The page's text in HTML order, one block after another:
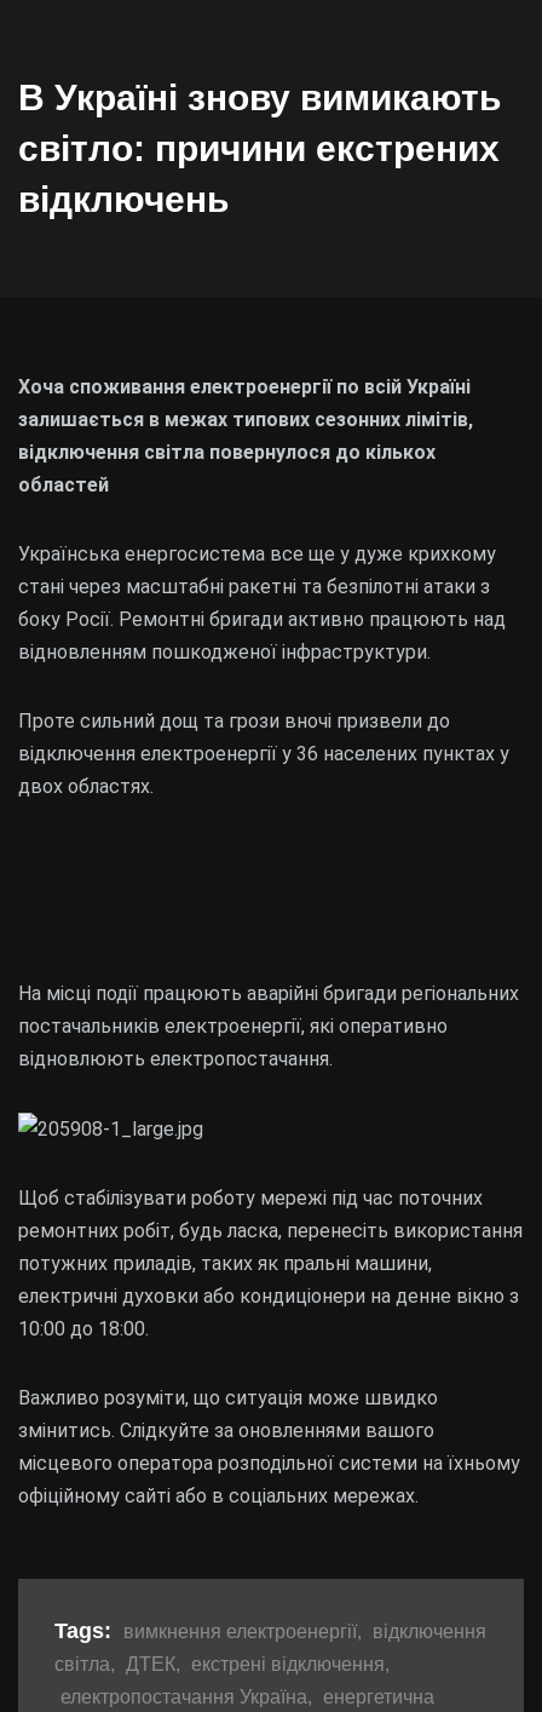
В Україні знову вимикають
світло: причини екстрених
відключень
Хоча споживання електроенергії по всій Україні
залишається в межах типових сезонних лімітів,
відключення світла повернулося до кількох
областей
Українська енергосистема все ще у дуже крихкому
стані через масштабні ракетні та безпілотні атаки з
боку Росії. Ремонтні бригади активно працюють над
відновленням пошкодженої інфраструктури.
Проте сильний дощ та грози вночі призвели до
відключення електроенергії у 36 населених пунктах у
двох областях.
На місці події працюють аварійні бригади регіональних
постачальників електроенергії, які оперативно
відновлюють електропостачання.
Щоб стабілізувати роботу мережі під час поточних
ремонтних робіт, будь ласка, перенесіть використання
потужних приладів, таких як пральні машини,
електричні духовки або кондиціонери на денне вікно з
10:00 до 18:00.
Важливо розуміти, що ситуація може швидко
змінитись. Слідкуйте за оновленнями вашого
місцевого оператора розподільної системи на їхньому
офіційному сайті або в соціальних мережах.
Tags: вимкнення електроенергії,
відключення
світла, ДТЕК, екстрені відключення,
електропостачання Україна,
енергетична